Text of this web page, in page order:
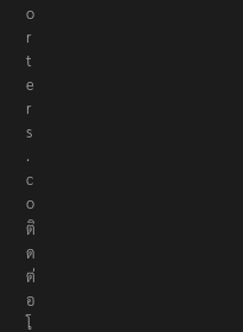
o
r
t
e
r
s
.
c
o
ติ
ด
ต่
อ
โ